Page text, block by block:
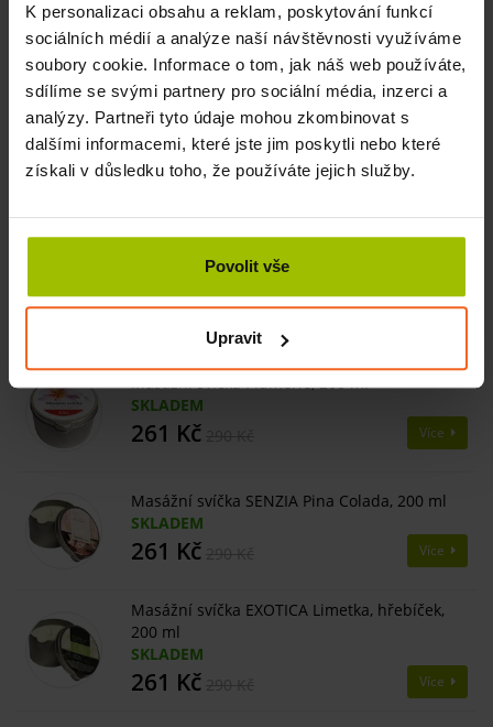
K personalizaci obsahu a reklam, poskytování funkcí
sociálních médií a analýze naší návštěvnosti využíváme
soubory cookie. Informace o tom, jak náš web používáte,
sdílíme se svými partnery pro sociální média, inzerci a
analýzy. Partneři tyto údaje mohou zkombinovat s
dalšími informacemi, které jste jim poskytli nebo které
získali v důsledku toho, že používáte jejich služby.
Povolit vše
Upravit
Carthamus Tinctorius Seed Oil, Helianthus Annuus Seed
Oil, Hydrogenated Coconut Oil, Aroma, Persea Gratissima
Oil, Copernicia Cerifera Cera, Citral, Citral, Citronellol,
Dimethyl Phenetyl Acetate, Limonene, Linalool,
Pelargonium Graveolens Flower Oil, Pinene, Rose Ketones,
Tocopherol.
Související produkty
Masážní svíčka Plumérie, 200 ml
SKLADEM
261 Kč Více
Masážní svíčka SENZIA Pina Colada, 200 ml
SKLADEM
261 Kč Více
Masážní svíčka EXOTICA Limetka, hřebíček,
200 ml
SKLADEM
261 Kč Více